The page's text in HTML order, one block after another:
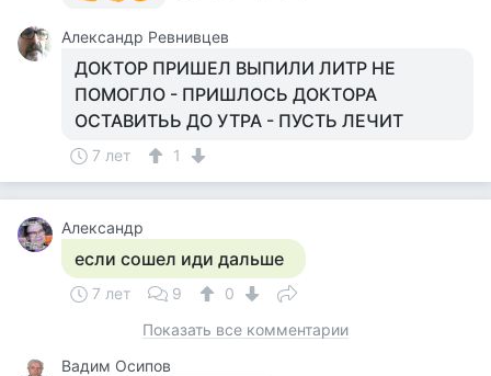
Александр Ревнивцев
ДОКТОР ПРИШЕЛ ВЫПИЛИ ЛИТР НЕ
ПОМОГЛО - ПРИШЛОСЬ ДОКТОРА
ОСТАВИТЬЬ ДО УТРА - ПУСТЬ ЛЕЧИТ
7 лет 1
Александр
если сошел иди дальше
7 лет 9
0
Показать все комментарии
Вадим Осипов